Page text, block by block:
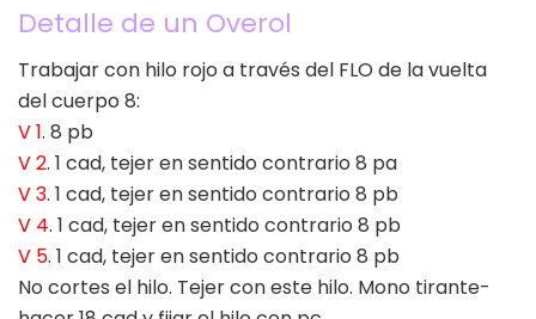
Detalle de un Overol
Trabajar con hilo rojo a través del FLO de la vuelta
del cuerpo 8:
V 1. 8 pb
V 2. 1 cad, tejer en sentido contrario 8 pa
V 3. 1 cad, tejer en sentido contrario 8 pb
V 4. 1 cad, tejer en sentido contrario 8 pb
V 5. 1 cad, tejer en sentido contrario 8 pb
No cortes el hilo. Tejer con este hilo. Mono tirante-